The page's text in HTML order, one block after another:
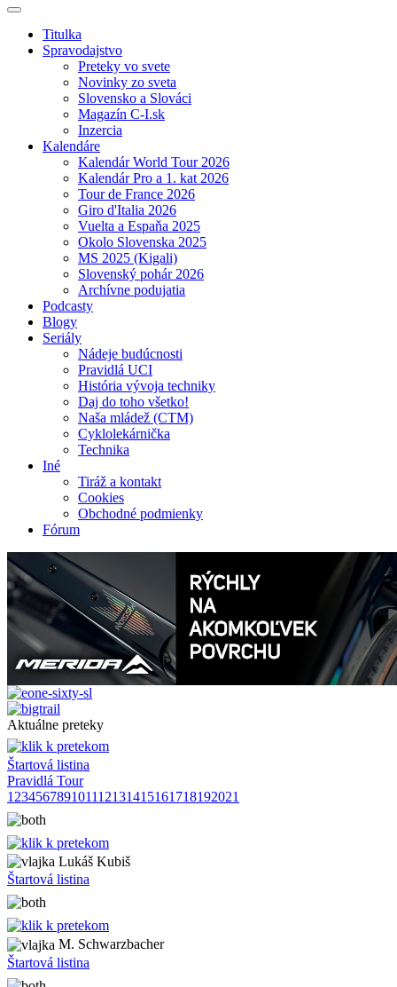
Titulka
Spravodajstvo
Preteky vo svete
Novinky zo sveta
Slovensko a Slováci
Magazín C-I.sk
Inzercia
Kalendáre
Kalendár World Tour 2026
Kalendár Pro a 1. kat 2026
Tour de France 2026
Giro d'Italia 2026
Vuelta a Espaňa 2025
Okolo Slovenska 2025
MS 2025 (Kigali)
Slovenský pohár 2026
Archívne podujatia
Podcasty
Blogy
Seriály
Nádeje budúcnosti
Pravidlá UCI
História vývoja techniky
Daj do toho všetko!
Naša mládež (CTM)
Cyklolekárnička
Technika
Iné
Tiráž a kontakt
Cookies
Obchodné podmienky
Fórum
Aktuálne preteky
Štartová listina
Pravidlá Tour
1 23456789101112131415161718192021
Lukáš Kubiš
Štartová listina
M. Schwarzbacher
Štartová listina